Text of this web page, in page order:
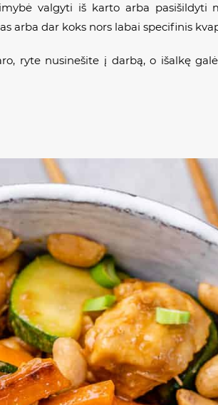
valgyti iš karto arba pasišildyti
arba dar koks nors labai specifinis
ryte nusinešite į darbą, o išalkę